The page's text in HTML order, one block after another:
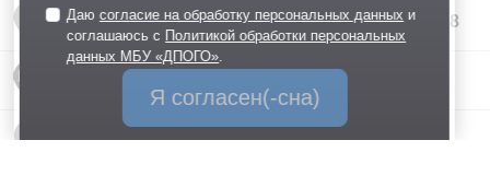
Туалеты 8
Уличная зарядная станция
Хаски Лэнд
Даюсогласие на обработку персональных данных и
соглашаюсь с Политикой обработки персональных
данных МБУ «ДПОГО».
Я согласен(-сна)